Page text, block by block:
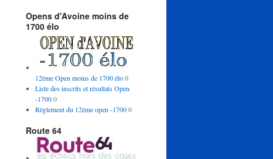
Opens d'Avoine moins de
1700 élo
12ème Open moins de 1700 élo0
Liste des inscrits et résultats Open
-17000
Règlement du 12ème open -17000
Route 64